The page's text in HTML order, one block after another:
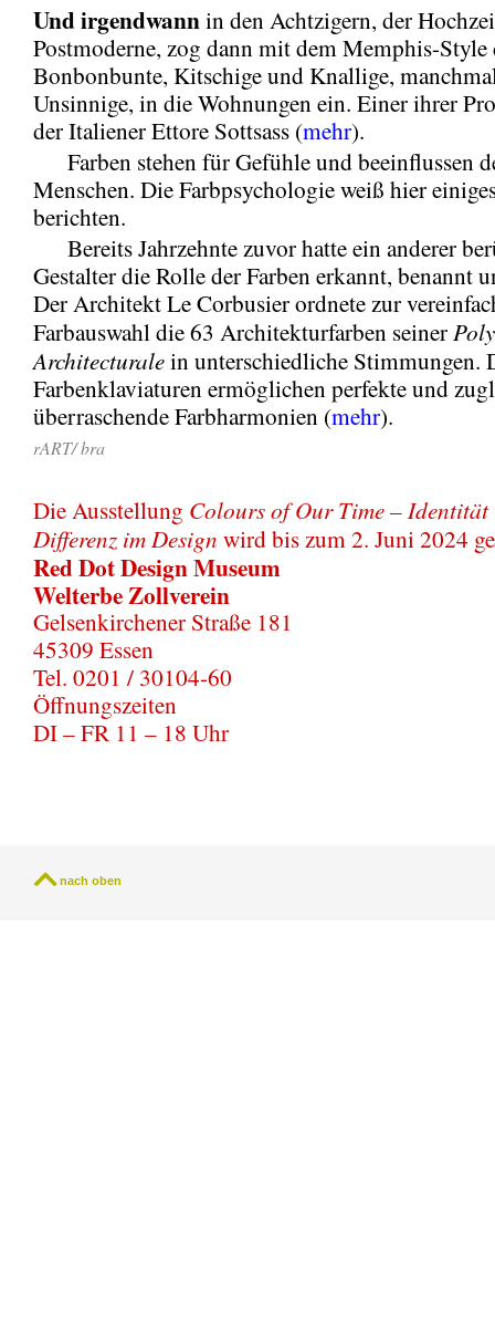
Und irgendwannin den Achtzigern, der
Postmoderne, zog dann mit dem Memphis-Style
Bonbonbunte, Kitschige und Knallige,
Unsinnige, in die Wohnungen ein. Einer ihrer
der Italiener Ettore Sottsass (mehr).
Farben stehen für Gefühle und beeinflussen
Menschen. Die Farbpsychologie weiß hier
berichten.
Bereits Jahrzehnte zuvor hatte ein anderer
Gestalter die Rolle der Farben erkannt, benannt
Der Architekt Le Corbusier ordnete zur
Farbauswahl die 63 Architekturfarben seiner
Architecturalein unterschiedliche Stimmungen.
Farbenklaviaturen ermöglichen perfekte und
überraschende Farbharmonien (mehr).
rART/ bra
Die Ausstellung Colours of Our Time – Identität
Differenz im Design wird bis zum 2. Juni 2024
Red Dot Design Museum
Welterbe Zollverein
Gelsenkirchener Straße 181
45309 Essen
Tel. 0201 / 30104-60
Öffnungszeiten
DI – FR 11 – 18 Uhr
nach oben